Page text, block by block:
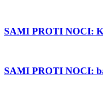
SAMI PROTI NOCI:
SAMI PROTI NOCI: